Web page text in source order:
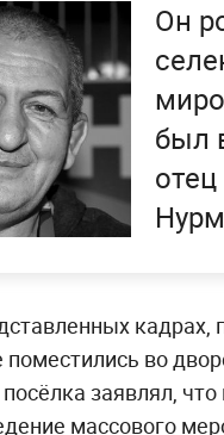
Он
был
кадрах,
во
заявлял,
массового